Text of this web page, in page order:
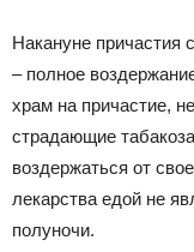
Накануне причастия
– полное
храм на причастие,
страдающие
воздержаться от
лекарства едой не
полуночи.